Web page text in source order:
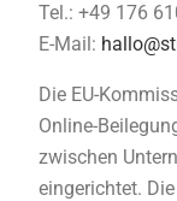
Tel.: +49 176
E-Mail:
Die EU-
Online-
zwischen
eingerichtet.